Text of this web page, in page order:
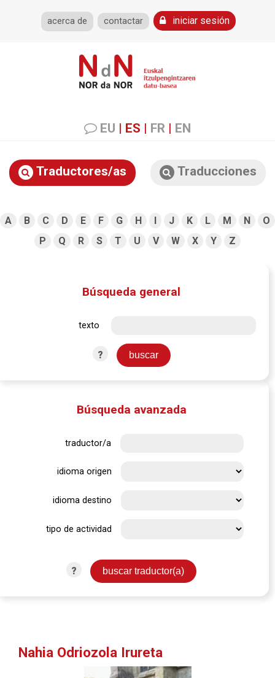
acerca de contactar iniciar sesión
EU | ES | FR | EN
Traductores/as Traducciones
A B C D E F G H I J K L M N
O
P
Q R S T U V W X Y Z
Búsqueda general
texto
?
Búsqueda avanzada
traductor/a
idioma origen
idioma destino
tipo de actividad
?
Nahia Odriozola Irureta